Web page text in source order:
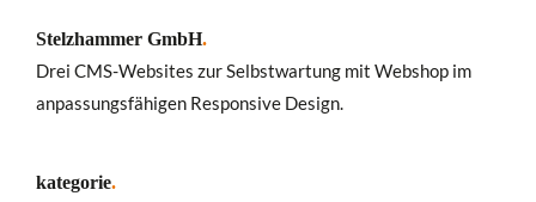
Stelzhammer GmbH.
Drei CMS-Websites zur Selbstwartung mit Webshop im
anpassungsfähigen Responsive Design.
kategorie.